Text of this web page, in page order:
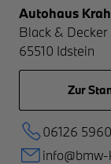
Autohaus
Black & Decker
65510 Idstein
Zur
06126 5960